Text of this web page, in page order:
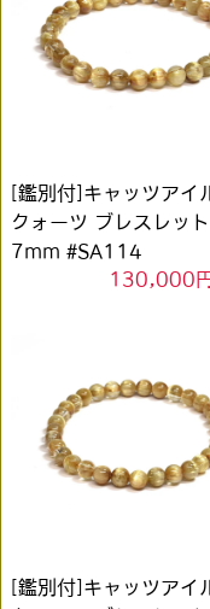
[鑑別付]キャッツアイ
クォーツ ブレスレッ
7mm #SA114
130,000
[鑑別付]キャッツアイ